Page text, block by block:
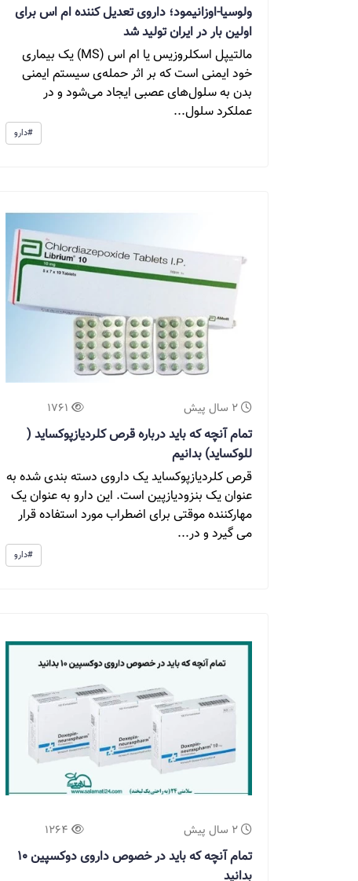
ولوسیا-اوزانیمود؛ داروی تعدیل کننده ام اس برای
اولین بار در ایران تولید شد
مالتیپل اسکلروزیس یا ام اس (MS) یک بیماری
خود ایمنی است که بر اثر حمله‌ی سیستم ایمنی
بدن به سلول‌های عصبی ایجاد می‌شود و در
عملکرد سلول...
#دارو
2 سال پیش 1761
تمام آنچه که باید درباره قرص کلردیازپوکساید (
للوکساید) بدانیم
قرص کلردیازپوکساید یک داروی دسته بندی شده به
عنوان یک بنزودیازپین است. این دارو به عنوان یک
مهارکننده موقتی برای اضطراب مورد استفاده قرار
می گیرد و در...
#دارو
2 سال پیش 1264
تمام آنچه که باید در خصوص داروی دوکسپین 10
بدانید